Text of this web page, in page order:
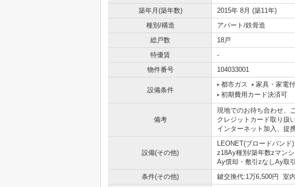
築年月(築年数) 2015年 8月 (築11年)
種別/構造
アパート/鉄骨造
総戸数
18戸
特優賃
-
物件番号
104033001
設備条件
都市ガス 家具・家電
初期費用カード決済可
備考
現地でのお待ち合わせ、
クレジットカード取り扱
インターネット加入、提
設備(その他)
LEONET(ブロードバンド)
z18Ay種別/築年数zマン
Ay償却・敷引zなしAy取
条件(その他)
鍵交換代:1万6,500円 室